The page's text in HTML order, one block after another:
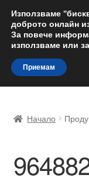
Skip
to
navigation
Skip
to
content
Доставка по
Жалби
Начало
Използваме
доброто онлайн
За повече
използваме или
Приемам